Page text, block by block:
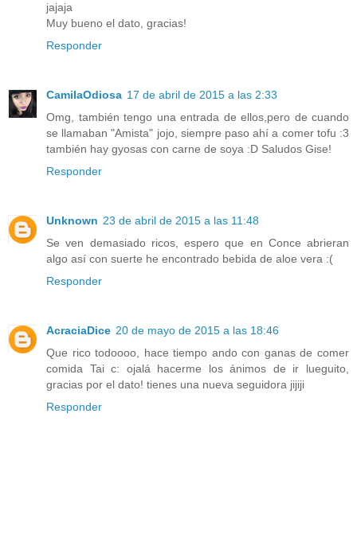
jajaja
Muy bueno el dato, gracias!
Responder
CamilaOdiosa 17 de abril de 2015 a las 2:33
Omg, también tengo una entrada de ellos,pero de cuando
se llamaban "Amista" jojo, siempre paso ahí a comer tofu :3
también hay gyosas con carne de soya :D Saludos Gise!
Responder
Unknown 23 de abril de 2015 a las 11:48
Se ven demasiado ricos, espero que en Conce abrieran
algo así con suerte he encontrado bebida de aloe vera :(
Responder
AcraciaDice 20 de mayo de 2015 a las 18:46
Que rico todoooo, hace tiempo ando con ganas de comer
comida Tai c: ojalá hacerme los ánimos de ir lueguito,
gracias por el dato! tienes una nueva seguidora jijiji
Responder